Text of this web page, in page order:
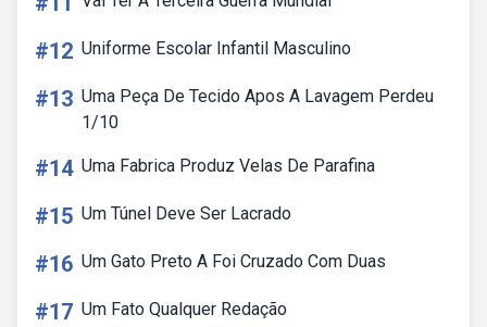
#12 Uniforme Escolar Infantil Masculino
#13 Uma Peça De Tecido Apos A Lavagem Perdeu
1/10
#14 Uma Fabrica Produz Velas De Parafina
#15 Um Túnel Deve Ser Lacrado
#16 Um Gato Preto A Foi Cruzado Com Duas
#17 Um Fato Qualquer Redação